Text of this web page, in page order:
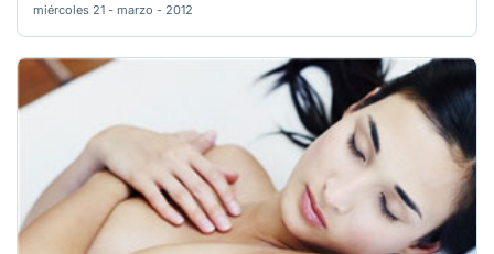
miércoles 21 - marzo - 2012